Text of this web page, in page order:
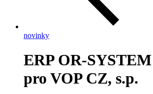
novinky
ERP OR-
pro VOP CZ, s.p.